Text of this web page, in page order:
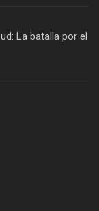
La batalla por el